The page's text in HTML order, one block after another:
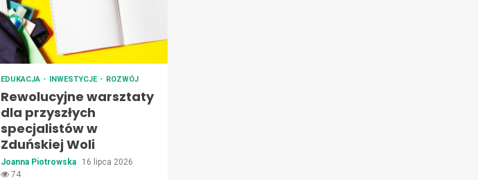
EDUKACJA INWESTYCJE ROZWÓJ
Rewolucyjne warsztaty
dla przyszłych
specjalistów w
Zduńskiej Woli
Joanna Piotrowska
16 lipca 2026
74